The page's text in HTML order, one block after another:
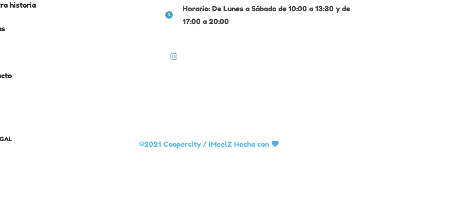
historia
Horario: De Lunes a Sábado de 10:00 a 13:30 y de
17:00 a 20:00
©2021 Coopercity /iMeelZ Hecha con